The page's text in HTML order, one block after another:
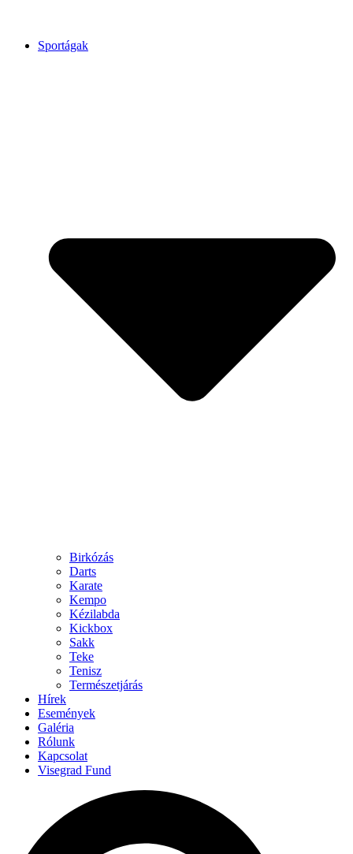
Sportágak
Birkózás
Darts
Karate
Kempo
Kézilabda
Kickbox
Sakk
Teke
Tenisz
Természetjárás
Hírek
Események
Galéria
Rólunk
Kapcsolat
Visegrad Fund